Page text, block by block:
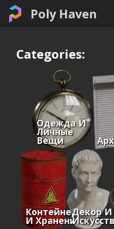
Poly Haven
Categories:
Одежда И
Личные
Вещи
Контейнеры
И Хранение
Декор И